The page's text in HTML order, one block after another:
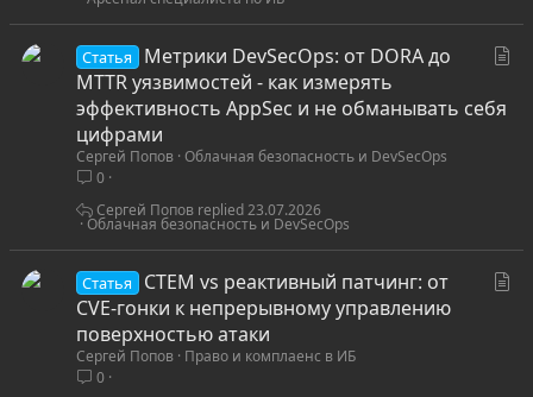
Статья
Метрики DevSecOps: от DORA до
MTTR уязвимостей - как измерять
эффективность AppSec и не обманывать себя
цифрами
Сергей Попов Облачная безопасность и DevSecOps
0
Облачная безопасность и DevSecOps
23.07.2026
Сергей Попов
Статья
CTEM vs реактивный патчинг: от
CVE-гонки к непрерывному управлению
поверхностью атаки
Сергей Попов Право и комплаенс в ИБ
0